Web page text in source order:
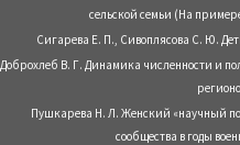
сельской семьи (На
Сигарева Е. П., Сивоплясова С. Ю.
Доброхлеб В. Г. Динамика численности и
Пушкарева Н. Л. Женский «научный
сообщества в годы